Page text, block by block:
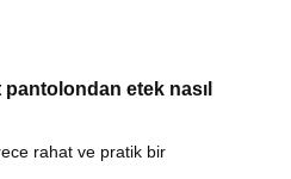
etek nasıl
rahat ve pratik bir